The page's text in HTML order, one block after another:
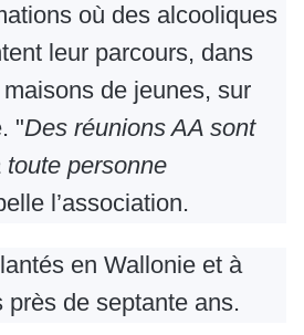
où des alcooliques
leur parcours, dans
de jeunes, sur
"Des réunions AA sont
personne
l’association.
en Wallonie et à
de septante ans.